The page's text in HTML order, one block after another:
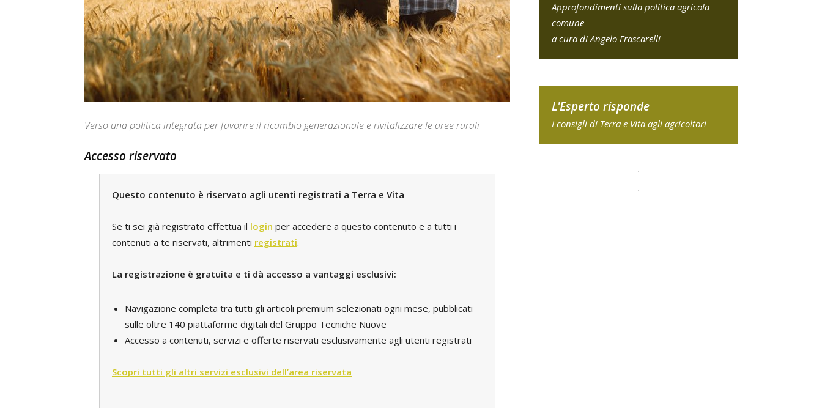
Verso una politica integrata per favorire il ricambio generazionale e rivitalizzare le aree rurali
Accesso riservato
Questo contenuto è riservato agli utenti registrati a Terra e Vita
Se ti sei già registrato effettua il login per accedere a questo contenuto e a tutti i
contenuti a te riservati, altrimenti registrati.
La registrazione è gratuita e ti dà accesso a vantaggi esclusivi:
Navigazione completa tra tutti gli articoli premium selezionati ogni mese, pubblicati
sulle oltre 140 piattaforme digitali del Gruppo Tecniche Nuove
Accesso a contenuti, servizi e offerte riservati esclusivamente agli utenti registrati
Scopri tutti gli altri servizi esclusivi dell’area riservata
Approfondimenti sulla politica agricola
comune
a cura di Angelo Frascarelli
L'Esperto risponde
I consigli di Terra e Vita agli agricoltori